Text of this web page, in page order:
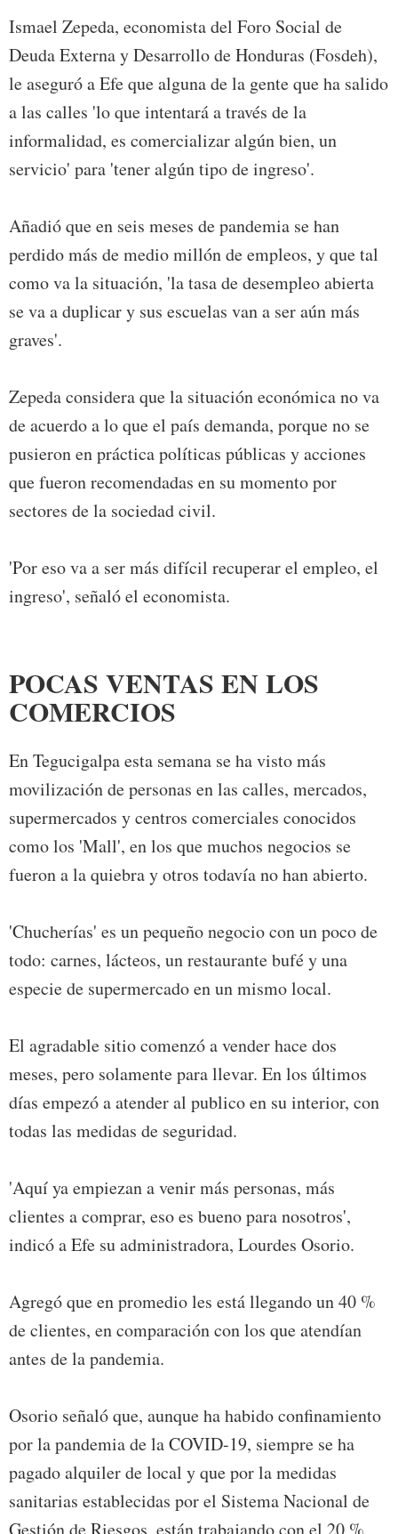
Ismael Zepeda, economista del Foro Social de
Deuda Externa y Desarrollo de Honduras (Fosdeh),
le aseguró a Efe que alguna de la gente que ha salido
a las calles 'lo que intentará a través de la
informalidad, es comercializar algún bien, un
servicio' para 'tener algún tipo de ingreso'.
Añadió que en seis meses de pandemia se han
perdido más de medio millón de empleos, y que tal
como va la situación, 'la tasa de desempleo abierta
se va a duplicar y sus escuelas van a ser aún más
graves'.
Zepeda considera que la situación económica no va
de acuerdo a lo que el país demanda, porque no se
pusieron en práctica políticas públicas y acciones
que fueron recomendadas en su momento por
sectores de la sociedad civil.
'Por eso va a ser más difícil recuperar el empleo, el
ingreso', señaló el economista.
POCAS VENTAS EN LOS
COMERCIOS
En Tegucigalpa esta semana se ha visto más
movilización de personas en las calles, mercados,
supermercados y centros comerciales conocidos
como los 'Mall', en los que muchos negocios se
fueron a la quiebra y otros todavía no han abierto.
'Chucherías' es un pequeño negocio con un poco de
todo: carnes, lácteos, un restaurante bufé y una
especie de supermercado en un mismo local.
El agradable sitio comenzó a vender hace dos
meses, pero solamente para llevar. En los últimos
días empezó a atender al publico en su interior, con
todas las medidas de seguridad.
'Aquí ya empiezan a venir más personas, más
clientes a comprar, eso es bueno para nosotros',
indicó a Efe su administradora, Lourdes Osorio.
Agregó que en promedio les está llegando un 40 %
de clientes, en comparación con los que atendían
antes de la pandemia.
Osorio señaló que, aunque ha habido confinamiento
por la pandemia de la COVID-19, siempre se ha
pagado alquiler de local y que por la medidas
sanitarias establecidas por el Sistema Nacional de